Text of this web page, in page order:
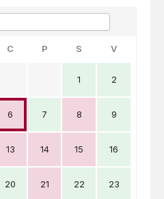
C P S V
1 2
6 7 8 9
13 14 15 16
20 21 22 23